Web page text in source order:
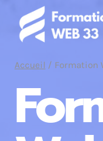
contenu
Accueil / Formation